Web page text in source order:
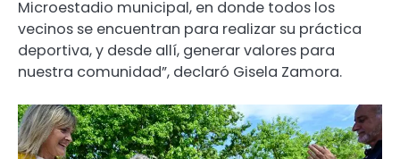
Microestadio municipal, en donde todos los
vecinos se encuentran para realizar su práctica
deportiva, y desde allí, generar valores para
nuestra comunidad”, declaró Gisela Zamora.